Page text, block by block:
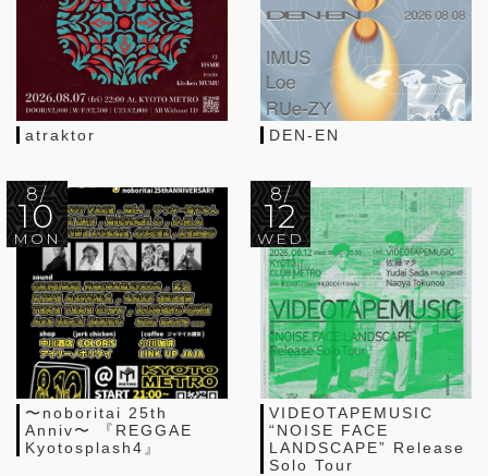
atraktor DEN-EN
8/
10
MON
〜noboritai 25th
Anniv〜 『REGGAE
Kyotosplash4』
8/
12
WED
VIDEOTAPEMUSIC
“NOISE FACE
LANDSCAPE” Release
Solo Tour